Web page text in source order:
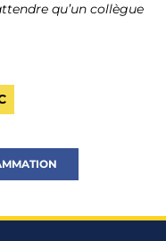
qu’un collègue